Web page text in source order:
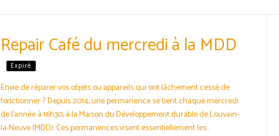
Repair Café du mercredi à la MDD
Expiré
Envie de réparer vos objets ou appareils qui ont lâchement cessé de
fonctionner ? Depuis 2014, une permanence se tient chaque mercredi
de l’année à 16h30, à la Maison du Développement durable de Louvain-
la-Neuve (MDD). Ces permanences visent essentiellement les